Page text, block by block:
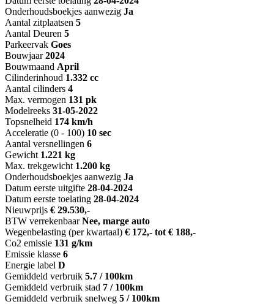
Onderhoudsboekjes aanwezig Ja
Aantal zitplaatsen 5
Aantal Deuren 5
Parkeervak Goes
Bouwjaar 2024
Bouwmaand April
Cilinderinhoud 1.332 cc
Aantal cilinders 4
Max. vermogen 131 pk
Modelreeks 31-05-2022
Topsnelheid 174 km/h
Acceleratie (0 - 100) 10 sec
Aantal versnellingen 6
Gewicht 1.221 kg
Max. trekgewicht 1.200 kg
Onderhoudsboekjes aanwezig Ja
Datum eerste uitgifte 28-04-2024
Datum eerste toelating 28-04-2024
Nieuwprijs € 29.530,-
BTW verrekenbaar Nee, marge auto
Wegenbelasting (per kwartaal) € 172,- tot € 188,-
Co2 emissie 131 g/km
Emissie klasse 6
Energie label D
Gemiddeld verbruik 5.7 / 100km
Gemiddeld verbruik stad 7 / 100km
Gemiddeld verbruik snelweg 5 / 100km